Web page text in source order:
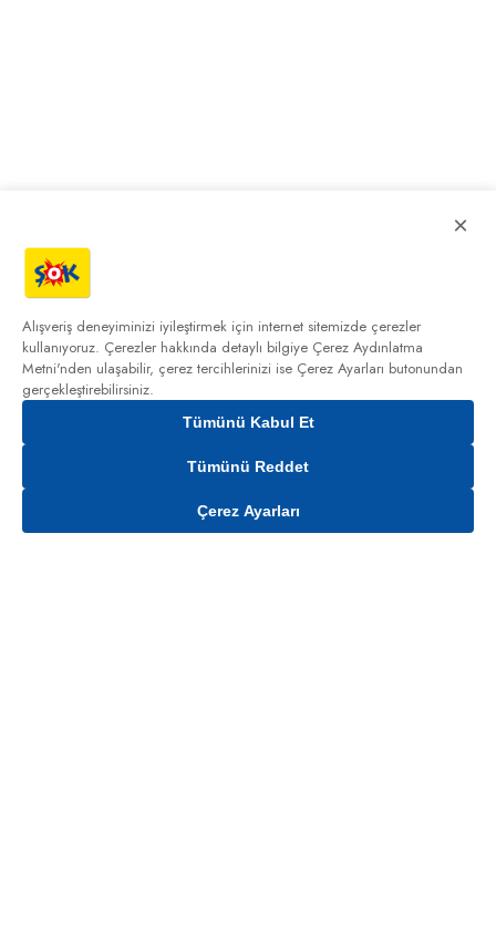
Gelince Haber Ver
×
Alışveriş deneyiminizi iyileştirmek için internet sitemizde çerezler
kullanıyoruz. Çerezler hakkında detaylı bilgiye Çerez Aydınlatma
Metni'nden ulaşabilir, çerez tercihlerinizi ise Çerez Ayarları butonundan
gerçekleştirebilirsiniz.
Tümünü Kabul Et
Tümünü Reddet
Çerez Ayarları